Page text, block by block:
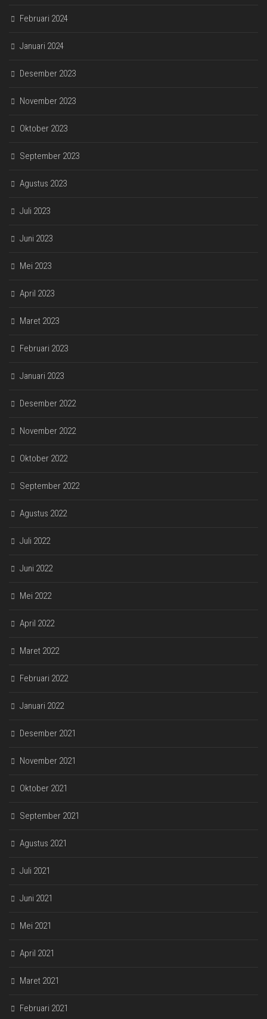
Februari 2024
Januari 2024
Desember 2023
November 2023
Oktober 2023
September 2023
Agustus 2023
Juli 2023
Juni 2023
Mei 2023
April 2023
Maret 2023
Februari 2023
Januari 2023
Desember 2022
November 2022
Oktober 2022
September 2022
Agustus 2022
Juli 2022
Juni 2022
Mei 2022
April 2022
Maret 2022
Februari 2022
Januari 2022
Desember 2021
November 2021
Oktober 2021
September 2021
Agustus 2021
Juli 2021
Juni 2021
Mei 2021
April 2021
Maret 2021
Februari 2021